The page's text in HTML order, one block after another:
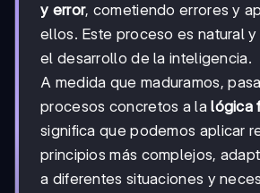
y error, cometiendo errores y
ellos. Este proceso es natural
el desarrollo de la inteligencia.
A medida que maduramos,
procesos concretos a lalógica
significa que podemos aplicar
principios más complejos,
a diferentes situaciones y